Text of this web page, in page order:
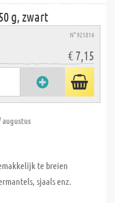
g, zwart
N° 921814
€ 7,15
augustus
te breien
sjaals enz.